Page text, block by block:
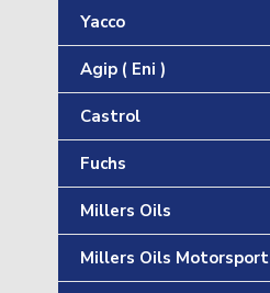
Yacco
Agip ( Eni )
Castrol
Fuchs
Millers Oils
Millers Oils Motorsport